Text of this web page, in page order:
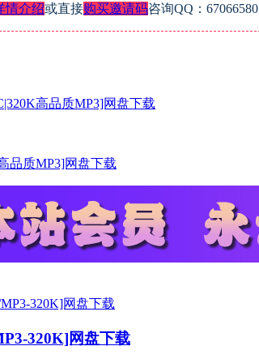
情介绍或直接购买邀请码咨询QQ：67066580
高品质MP3]网盘下载
品质MP3]网盘下载
320K]网盘下载